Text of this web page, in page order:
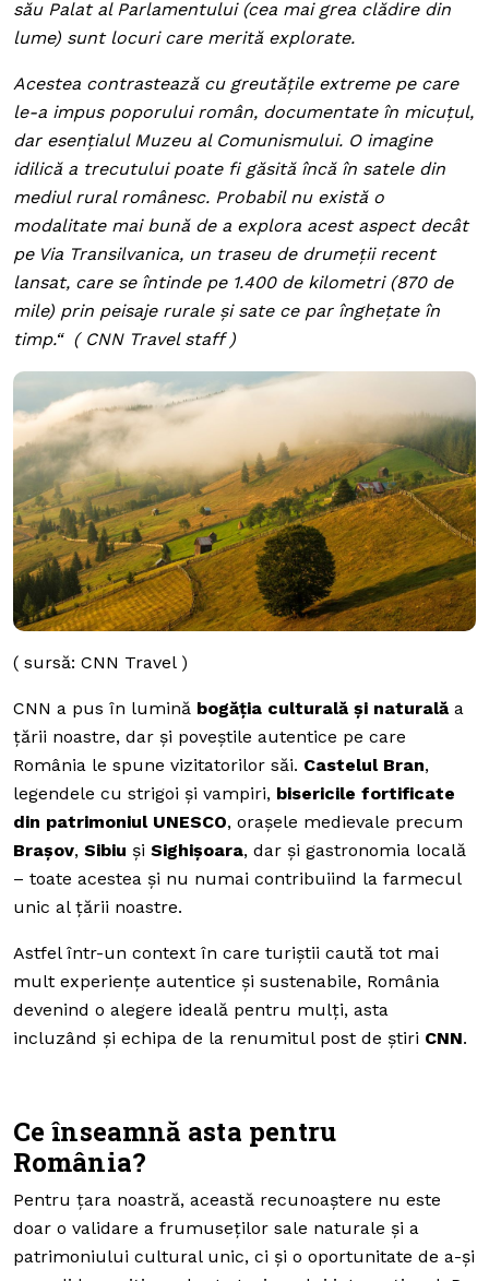
său Palat al Parlamentului (cea mai grea clădire din
lume) sunt locuri care merită explorate.
Acestea contrastează cu greutățile extreme pe care
le-a impus poporului român, documentate în micuțul,
dar esențialul Muzeu al Comunismului. O imagine
idilică a trecutului poate fi găsită încă în satele din
mediul rural românesc. Probabil nu există o
modalitate mai bună de a explora acest aspect decât
pe Via Transilvanica, un traseu de drumeții recent
lansat, care se întinde pe 1.400 de kilometri (870 de
mile) prin peisaje rurale și sate ce par înghețate în
timp.“ ( CNN Travel staff )
( sursă: CNN Travel )
CNN a pus în lumină bogăția culturală și naturală a
țării noastre, dar și poveștile autentice pe care
România le spune vizitatorilor săi. Castelul Bran,
legendele cu strigoi și vampiri, bisericile fortificate
din patrimoniul UNESCO, orașele medievale precum
Brașov, Sibiu și Sighișoara, dar și gastronomia locală
– toate acestea și nu numai contribuiind la farmecul
unic al țării noastre.
Astfel într-un context în care turiștii caută tot mai
mult experiențe autentice și sustenabile, România
devenind o alegere ideală pentru mulți, asta
incluzând și echipa de la renumitul post de știri CNN.
Ce înseamnă asta pentru
România?
Pentru țara noastră, această recunoaștere nu este
doar o validare a frumuseților sale naturale și a
patrimoniului cultural unic, ci și o oportunitate de a-și